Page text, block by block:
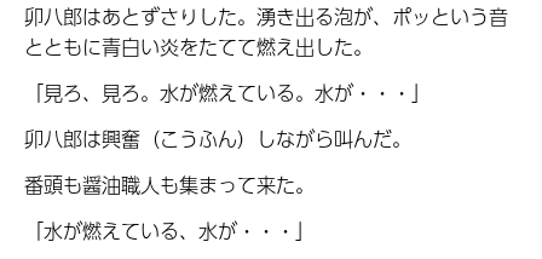
卯八郎はあとずさりした。湧き出る泡が、ポッという音
とともに青白い炎をたてて燃え出した。
「見ろ、見ろ。水が燃えている。水が・・・」
卯八郎は興奮（こうふん）しながら叫んだ。
番頭も醤油職人も集まって来た。
「水が燃えている、水が・・・」